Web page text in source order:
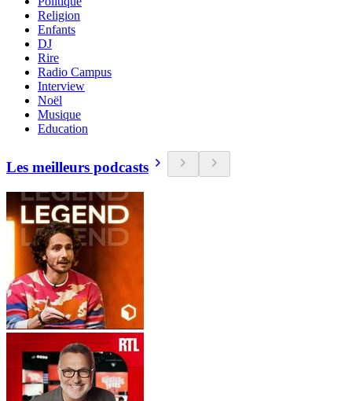
Religion
Enfants
DJ
Rire
Radio Campus
Interview
Noël
Musique
Education
Les meilleurs podcasts